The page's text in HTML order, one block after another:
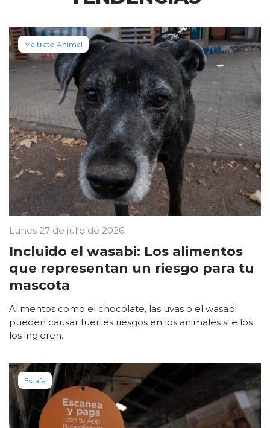
Maltrato Animal
Lunes 27 de julio de 2026
Incluido el wasabi: Los alimentos
que representan un riesgo para tu
mascota
Alimentos como el chocolate, las uvas o el wasabi
pueden causar fuertes riesgos en los animales si ellos
los ingieren.
Estafa